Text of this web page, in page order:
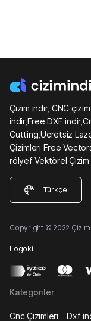
Çizim indir, CNC
indir,Free DXF
Cutting,Ücretsiz
Çizimleri Free
rölyef Vektörel Çizim
Türkçe
Copyright © 2022
Logoki
Kategoriler
Cnc Çizimleri Dxf